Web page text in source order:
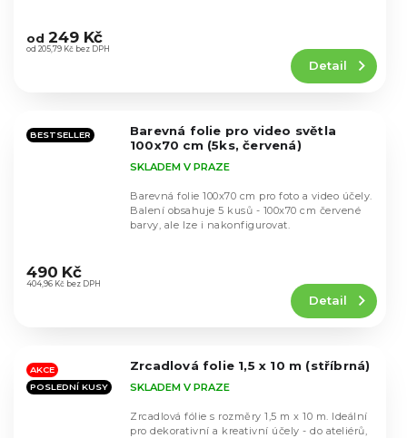
hodnocení
produktu
hvězdiček.
od 205,79 Kč bez DPH
od 249 Kč
Detail
BESTSELLER
Barevná folie pro video světla
100x70 cm (5ks, červená)
hodnocení
produktu
hvězdiček.
SKLADEM V PRAZE
404,96 Kč bez DPH
490 Kč
Detail
Barevná folie 100x70 cm pro foto a video účely.
Balení obsahuje 5 kusů - 100x70 cm červené
barvy, ale lze i nakonfigurovat.
AKCE
POSLEDNÍ KUSY
Zrcadlová folie 1,5 x 10 m (stříbrná)
SKLADEM V PRAZE
Zrcadlová fólie s rozměry 1,5 m x 10 m. Ideální
pro dekorativní a kreativní účely - do ateliérů,